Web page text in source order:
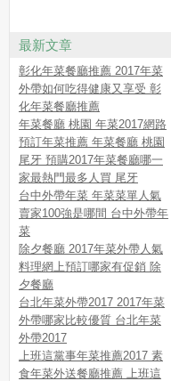
最新文章
彰化年菜餐廳推薦 2017年菜
外帶如何吃得健康又享受 彰
化年菜餐廳推薦
年菜餐廳 桃園 年菜2017網路
預訂年菜推薦 年菜餐廳 桃園
尾牙 預購2017年菜餐廳哪一
家最熱門最多人買 尾牙
台中外帶年菜 年菜菜單人氣
賣家100強是哪間 台中外帶年
菜
除夕餐廳 2017年菜外帶人氣
料理網上預訂哪家有促銷 除
夕餐廳
台北年菜外帶2017 2017年菜
外帶哪家比較優質 台北年菜
外帶2017
上班這黨事年菜推薦2017 素
食年菜外送餐廳推薦 上班這